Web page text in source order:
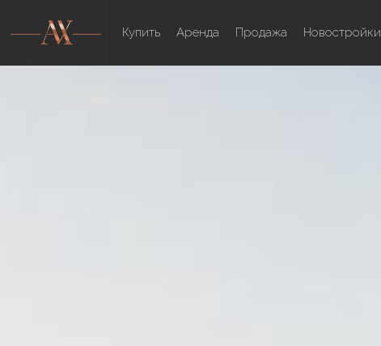
Купить Аренда Продажа Новостройки